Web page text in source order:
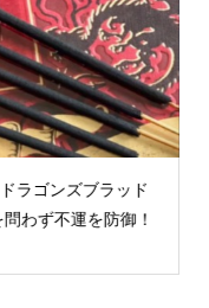
ラゴンズブラッド
わず不運を防御！